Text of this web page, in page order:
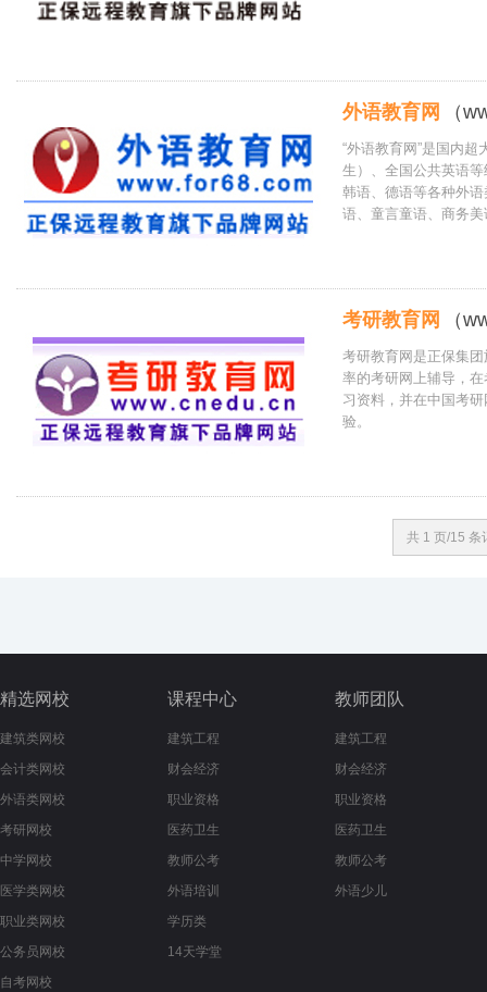
外语教育网 （
“外语教育网”是国内
生）、全国公共英语
韩语、德语等各种外
语、童言童语、商务
考研教育网 （
考研教育网是正保集
率的考研网上辅导，
习资料，并在中国考
验。
共 1 页/15 条
精选网校
建筑类网校
会计类网校
外语类网校
考研网校
中学网校
医学类网校
职业类网校
公务员网校
自考网校
课程中心
建筑工程
财会经济
职业资格
医药卫生
教师公考
外语培训
学历类
14天学堂
教师团队
建筑工程
财会经济
职业资格
医药卫生
教师公考
外语少儿